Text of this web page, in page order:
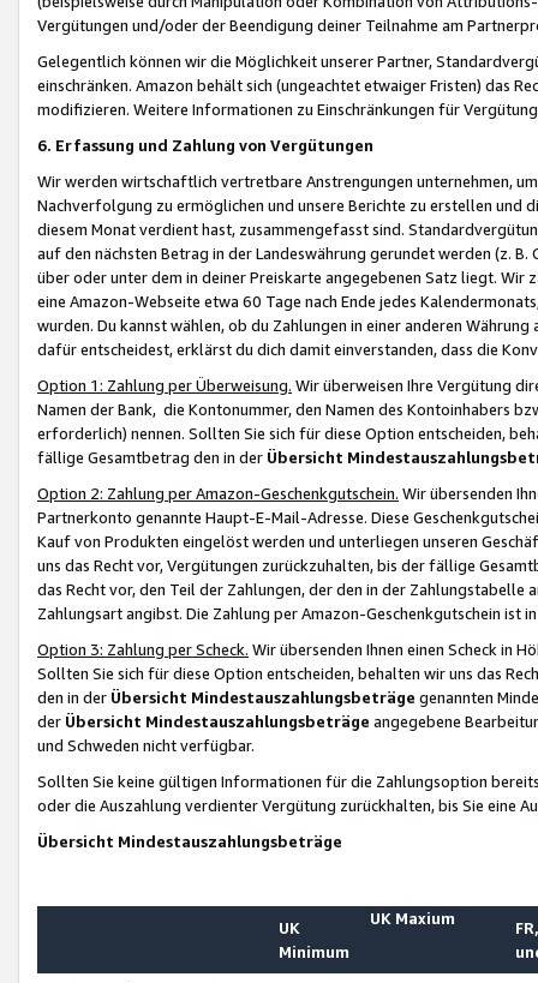
Vergütungen und/oder der Beendigung deiner Teilnahme am
Gelegentlich können wir die Möglichkeit unserer Partner,
einschränken. Amazon behält sich (ungeachtet etwaiger Fristen) das
modifizieren. Weitere Informationen zu Einschränkungen für
6. Erfassung und Zahlung von Vergütungen
Wir werden wirtschaftlich vertretbare Anstrengungen unternehmen,
Nachverfolgung zu ermöglichen und unsere Berichte zu erstellen und
diesem Monat verdient hast, zusammengefasst sind.
auf den nächsten Betrag in der Landeswährung gerundet werden (z.
über oder unter dem in deiner Preiskarte angegebenen Satz liegt.
eine Amazon-Webseite etwa 60 Tage nach Ende jedes
wurden. Du kannst wählen, ob du Zahlungen in einer anderen
dafür entscheidest, erklärst du dich damit einverstanden, dass die
Option 1: Zahlung per Überweisung. Wir überweisen Ihre Vergütung
Namen der Bank, die Kontonummer, den Namen des Kontoinhabers
erforderlich) nennen. Sollten Sie sich für diese Option entscheiden,
fällige Gesamtbetrag den in der Übersicht
Option 2: Zahlung per Amazon-Geschenkgutschein. Wir übersenden
Partnerkonto genannte Haupt-E-Mail-Adresse. Diese
Kauf von Produkten eingelöst werden und unterliegen unseren
uns das Recht vor, Vergütungen zurückzuhalten, bis der fällige
das Recht vor, den Teil der Zahlungen, der den in der
Zahlungsart angibst. Die Zahlung per Amazon-Geschenkgutschein ist
Option 3: Zahlung per Scheck. Wir übersenden Ihnen einen Scheck in
Sollten Sie sich für diese Option entscheiden, behalten wir uns das
den in der Übersicht Mindestauszahlungsbeträge genannten
der Übersicht Mindestauszahlungsbeträge angegebene
und Schweden nicht verfügbar.
Sollten Sie keine gültigen Informationen für die Zahlungsoption
oder die Auszahlung verdienter Vergütung zurückhalten, bis Sie
Übersicht Mindestauszahlungsbeträge
UK
Minimum
UK Maxium